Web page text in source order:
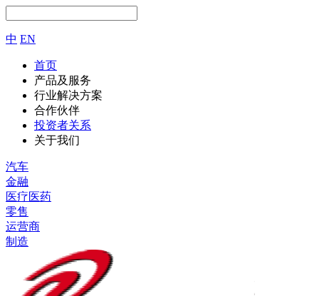
中 EN
首页
产品及服务
行业解决方案
合作伙伴
投资者关系
关于我们
汽车
金融
医疗医药
零售
运营商
制造